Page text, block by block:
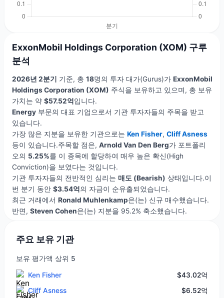
ExxonMobil Holdings Corporation (XOM) 구루
분석
2026년 2분기 기준, 총 18명의 투자 대가(Gurus)가 ExxonMobil
Holdings Corporation (XOM) 주식을 보유하고 있으며, 총 보유
가치는 약 $57.52억 입니다.
Energy부문의 대표 기업으로서 기관 투자자들의 주목을 받고
있습니다.
가장 많은 지분을 보유한 기관으로는 Ken Fisher, Cliff Asness
등이 있습니다.주목할 점은, Arnold Van Den Berg가 포트폴리
오의 5.25%를 이 종목에 할당하여 매우 높은 확신(High
Conviction)을 보였다는 것입니다.
기관 투자자들의 전반적인 심리는 매도 (Bearish) 상태입니다.이
번 분기 동안 $3.54억 의 자금이 순유출되었습니다.
최근 거래에서 Ronald Muhlenkamp은(는) 신규 매수했습니다.
반면, Steven Cohen은(는) 지분을 95.2% 축소했습니다.
주요 보유 기관
보유 평가액 상위 5
Ken Fisher
$43.02억
Cliff Asness
$6.52억